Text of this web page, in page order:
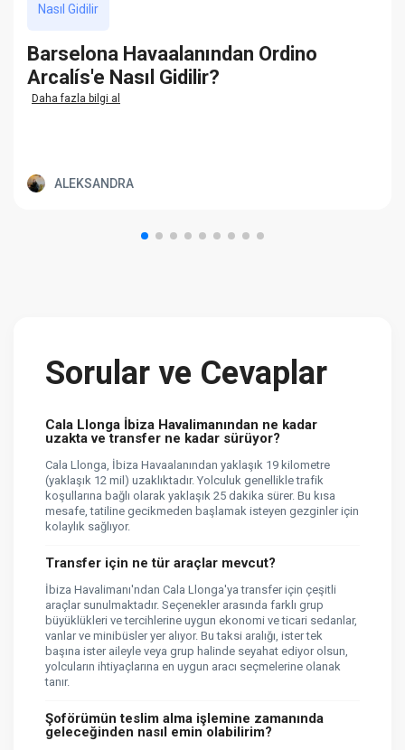
Nasıl Gidilir
Barselona Havaalanından Ordino
Arcalís'e Nasıl Gidilir?
Daha fazla bilgi al
ALEKSANDRA
Sorular ve Cevaplar
Cala Llonga İbiza Havalimanından ne kadar
uzakta ve transfer ne kadar sürüyor?
Cala Llonga, İbiza Havaalanından yaklaşık 19 kilometre
(yaklaşık 12 mil) uzaklıktadır. Yolculuk genellikle trafik
koşullarına bağlı olarak yaklaşık 25 dakika sürer. Bu kısa
mesafe, tatiline gecikmeden başlamak isteyen gezginler için
kolaylık sağlıyor.
Transfer için ne tür araçlar mevcut?
İbiza Havalimanı'ndan Cala Llonga'ya transfer için çeşitli
araçlar sunulmaktadır. Seçenekler arasında farklı grup
büyüklükleri ve tercihlerine uygun ekonomi ve ticari sedanlar,
vanlar ve minibüsler yer alıyor. Bu taksi aralığı, ister tek
başına ister aileyle veya grup halinde seyahat ediyor olsun,
yolcuların ihtiyaçlarına en uygun aracı seçmelerine olanak
tanır.
Şoförümün teslim alma işlemine zamanında
geleceğinden nasıl emin olabilirim?